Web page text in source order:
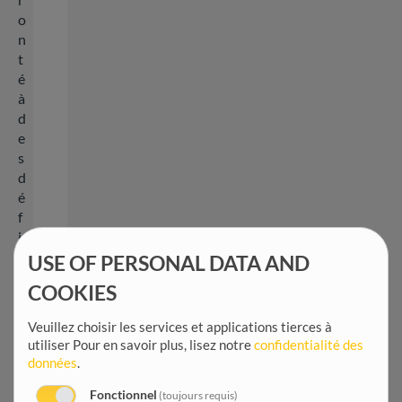
o
n
t
é
à
d
e
s
d
é
f
i
USE OF PERSONAL DATA AND
COOKIES
Veuillez choisir les services et applications tierces à
utiliser Pour en savoir plus, lisez notreconfidentialité des
données.
Fonctionnel (toujours requis)